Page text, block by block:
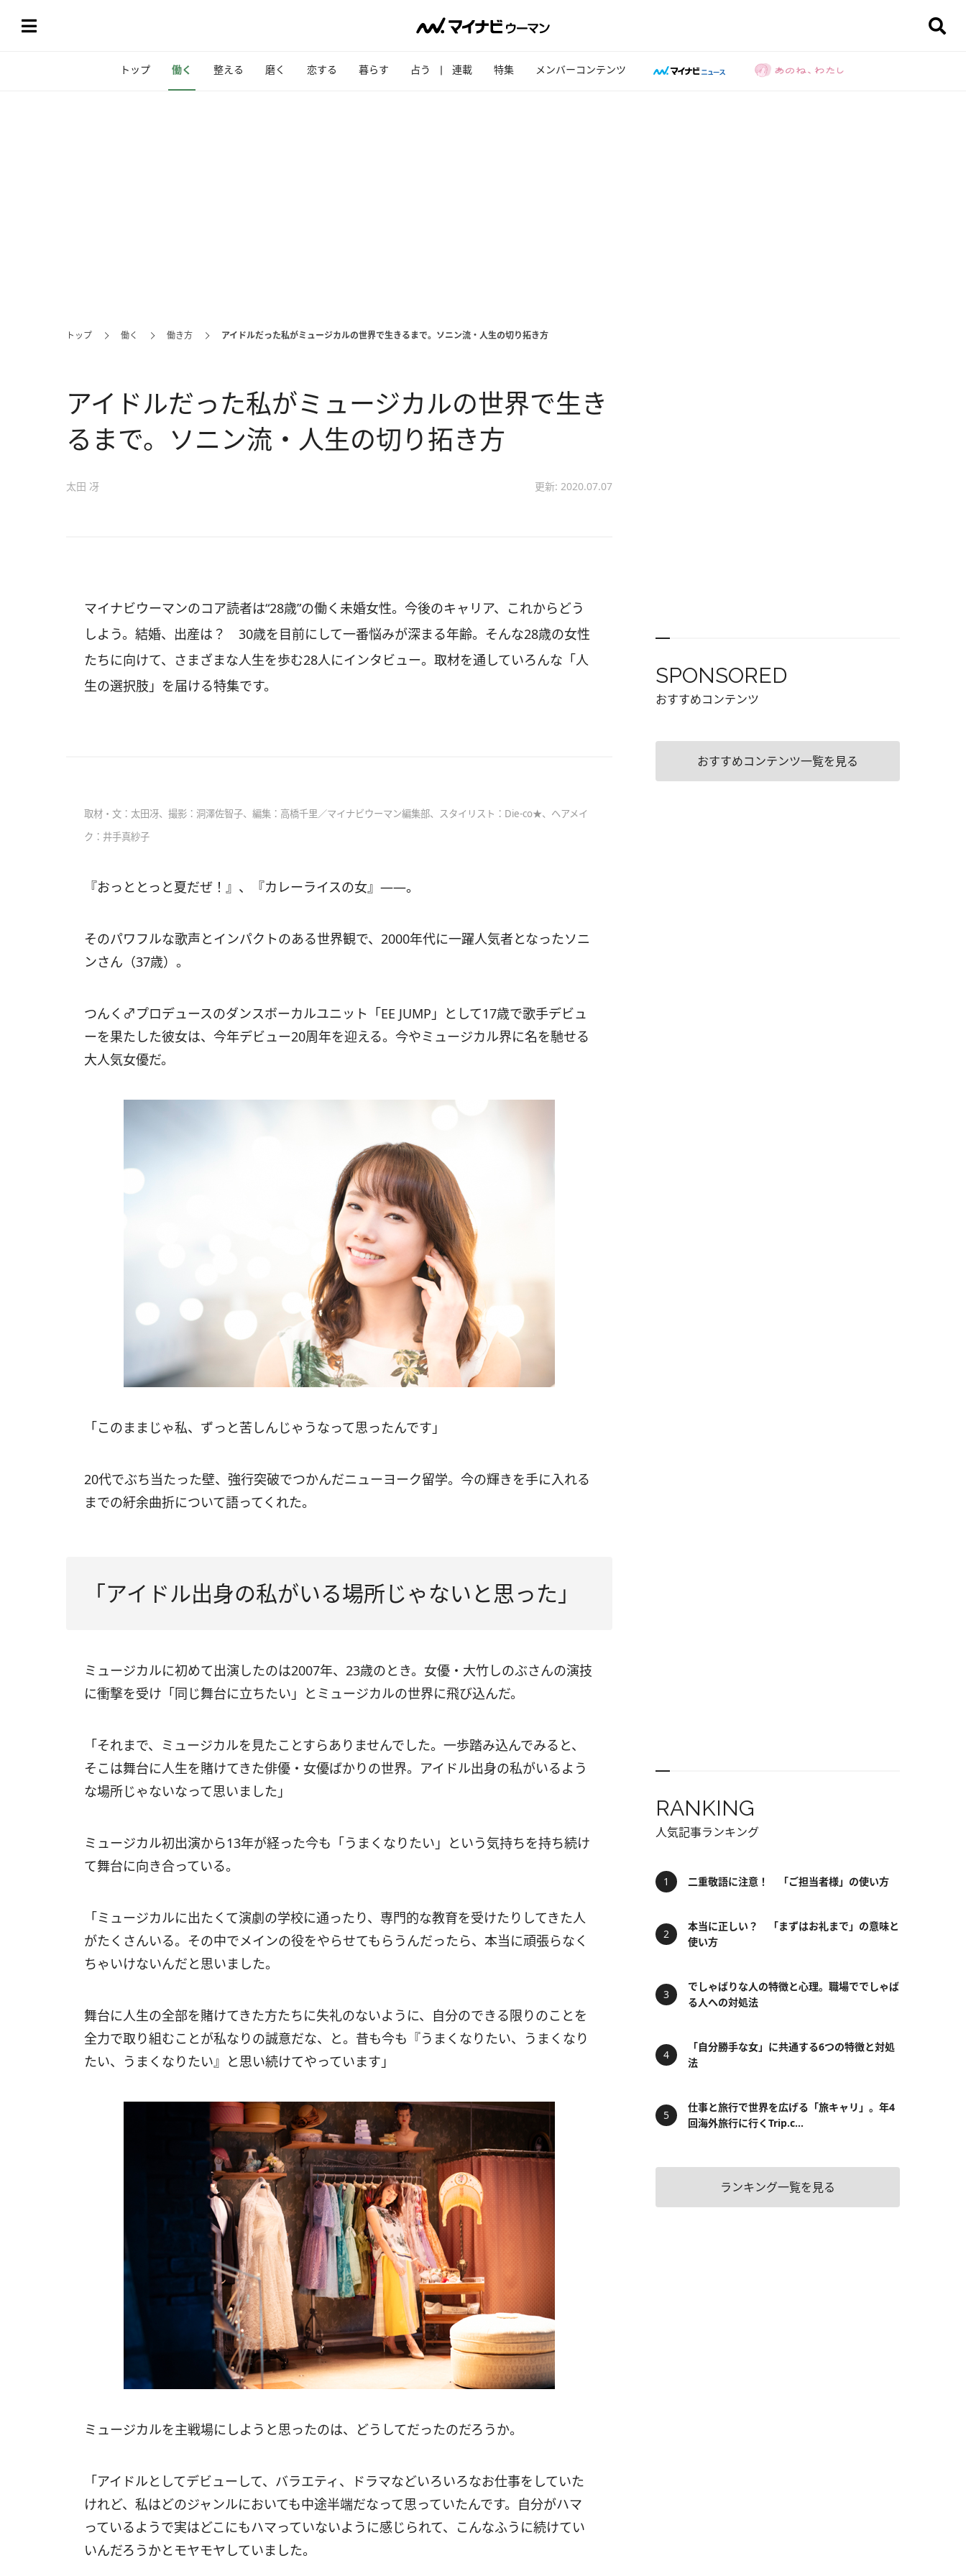
トップ 働く 整える 磨く 恋する 暮らす 占う 連載 特集 メンバーコンテンツ
トップ 働く 働き方 アイドルだった私がミュージカルの世界で生きるまで。ソニン流・人生の切り拓き方
アイドルだった私がミュージカルの世界で生き
るまで。ソニン流・人生の切り拓き方
太田 冴 更新: 2020.07.07
マイナビウーマンのコア読者は“28歳”の働く未婚女性。今後のキャリア、これからどう
しよう。結婚、出産は？ 30歳を目前にして一番悩みが深まる年齢。そんな28歳の女性
たちに向けて、さまざまな人生を歩む28人にインタビュー。取材を通していろんな「人
生の選択肢」を届ける特集です。
取材・文：太田冴、撮影：洞澤佐智子、編集：高橋千里／マイナビウーマン編集部、スタイリスト：Die-co★、ヘアメイ
ク：井手真紗子
『おっととっと夏だぜ！』、『カレーライスの女』――。
そのパワフルな歌声とインパクトのある世界観で、2000年代に一躍人気者となったソニ
ンさん（37歳）。
つんく♂プロデュースのダンスボーカルユニット「EE JUMP」として17歳で歌手デビュ
ーを果たした彼女は、今年デビュー20周年を迎える。今やミュージカル界に名を馳せる
大人気女優だ。
「このままじゃ私、ずっと苦しんじゃうなって思ったんです」
20代でぶち当たった壁、強行突破でつかんだニューヨーク留学。今の輝きを手に入れる
までの紆余曲折について語ってくれた。
「アイドル出身の私がいる場所じゃないと思った」
ミュージカルに初めて出演したのは2007年、23歳のとき。女優・大竹しのぶさんの演技
に衝撃を受け「同じ舞台に立ちたい」とミュージカルの世界に飛び込んだ。
「それまで、ミュージカルを見たことすらありませんでした。一歩踏み込んでみると、
そこは舞台に人生を賭けてきた俳優・女優ばかりの世界。アイドル出身の私がいるよう
な場所じゃないなって思いました」
ミュージカル初出演から13年が経った今も「うまくなりたい」という気持ちを持ち続け
て舞台に向き合っている。
「ミュージカルに出たくて演劇の学校に通ったり、専門的な教育を受けたりしてきた人
がたくさんいる。その中でメインの役をやらせてもらうんだったら、本当に頑張らなく
ちゃいけないんだと思いました。
舞台に人生の全部を賭けてきた方たちに失礼のないように、自分のできる限りのことを
全力で取り組むことが私なりの誠意だな、と。昔も今も『うまくなりたい、うまくなり
たい、うまくなりたい』と思い続けてやっています」
ミュージカルを主戦場にしようと思ったのは、どうしてだったのだろうか。
「アイドルとしてデビューして、バラエティ、ドラマなどいろいろなお仕事をしていた
けれど、私はどのジャンルにおいても中途半端だなって思っていたんです。自分がハマ
っているようで実はどこにもハマっていないように感じられて、こんなふうに続けてい
いんだろうかとモヤモヤしていました。
SPONSORED
おすすめコンテンツ
おすすめコンテンツ一覧を見る
RANKING
人気記事ランキング
二重敬語に注意！ 「ご担当者様」の使い方
本当に正しい？ 「まずはお礼まで」の意味と
使い方
でしゃばりな人の特徴と心理。職場ででしゃば
る人への対処法
「自分勝手な女」に共通する6つの特徴と対処
法
仕事と旅行で世界を広げる「旅キャリ」。年4
回海外旅行に行くTrip.c...
ランキング一覧を見る